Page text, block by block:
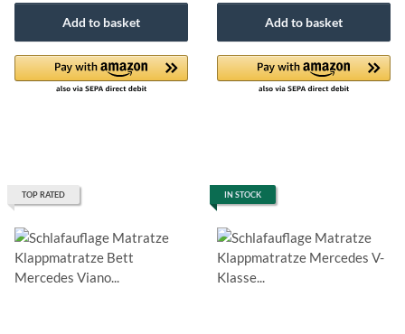
Add to basket Add to basket
TOP RATED IN STOCK